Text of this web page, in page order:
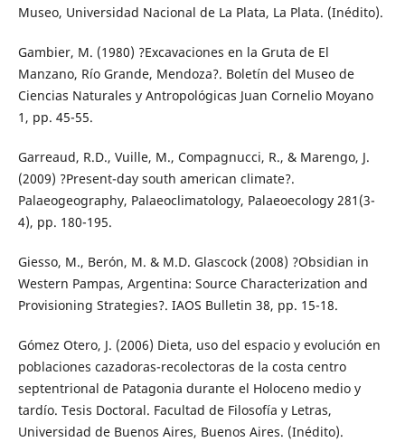
Museo, Universidad Nacional de La Plata, La Plata. (Inédito).
Gambier, M. (1980) ?Excavaciones en la Gruta de El
Manzano, Río Grande, Mendoza?. Boletín del Museo de
Ciencias Naturales y Antropológicas Juan Cornelio Moyano
1, pp. 45-55.
Garreaud, R.D., Vuille, M., Compagnucci, R., & Marengo, J.
(2009) ?Present-day south american climate?.
Palaeogeography, Palaeoclimatology, Palaeoecology 281(3-
4), pp. 180-195.
Giesso, M., Berón, M. & M.D. Glascock (2008) ?Obsidian in
Western Pampas, Argentina: Source Characterization and
Provisioning Strategies?. IAOS Bulletin 38, pp. 15-18.
Gómez Otero, J. (2006) Dieta, uso del espacio y evolución en
poblaciones cazadoras-recolectoras de la costa centro
septentrional de Patagonia durante el Holoceno medio y
tardío. Tesis Doctoral. Facultad de Filosofía y Letras,
Universidad de Buenos Aires, Buenos Aires. (Inédito).